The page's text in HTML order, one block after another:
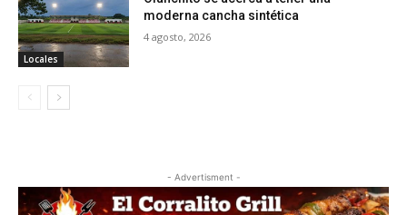
Locales
moderna cancha sintética
4 agosto, 2026
- Advertisment -